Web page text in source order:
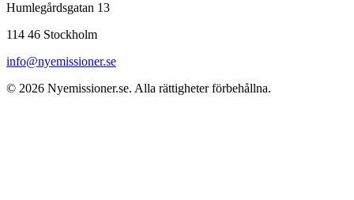
Humlegårdsgatan 13
114 46 Stockholm
info@nyemissioner.se
© 2026 Nyemissioner.se. Alla rättigheter förbehållna.